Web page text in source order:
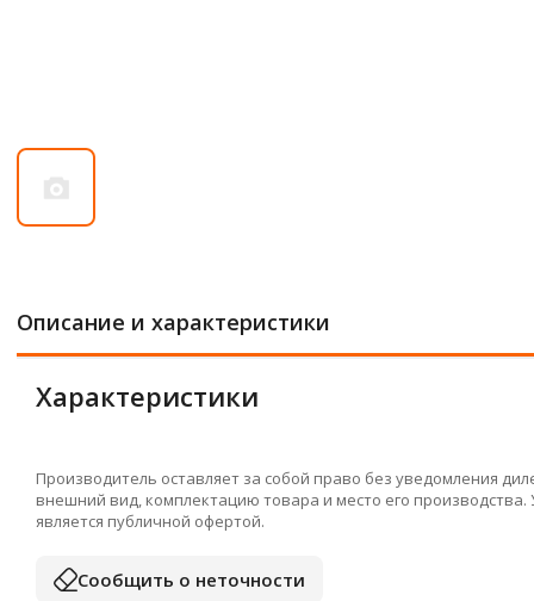
Описание и характеристики
Характеристики
Производитель оставляет за собой право без уведомления
внешний вид, комплектацию товара и место его
является публичной офертой.
Сообщить о неточности